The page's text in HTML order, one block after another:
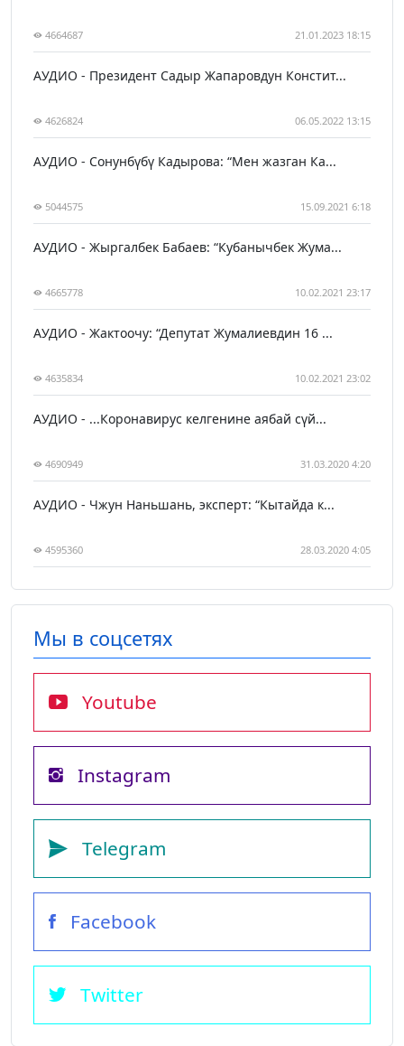
4664687 21.01.2023 18:15
АУДИО - Президент Садыр Жапаровдун Констит...
4626824 06.05.2022 13:15
АУДИО - Сонунбүбү Кадырова: “Мен жазган Ка...
5044575 15.09.2021 6:18
АУДИО - Жыргалбек Бабаев: “Кубанычбек Жума...
4665778 10.02.2021 23:17
АУДИО - Жактоочу: “Депутат Жумалиевдин 16 ...
4635834 10.02.2021 23:02
АУДИО - ...Коронавирус келгенине аябай сүй...
4690949 31.03.2020 4:20
АУДИО - Чжун Наньшань, эксперт: “Кытайда к...
4595360 28.03.2020 4:05
Мы в соцсетях
Youtube
Instagram
Telegram
Facebook
Twitter